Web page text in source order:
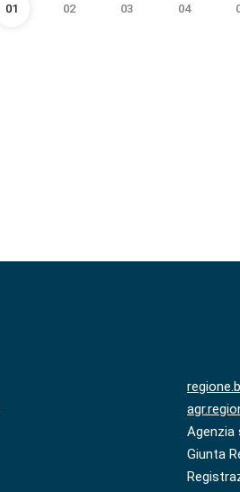
01 02 03 04
Agenzia
Giunta